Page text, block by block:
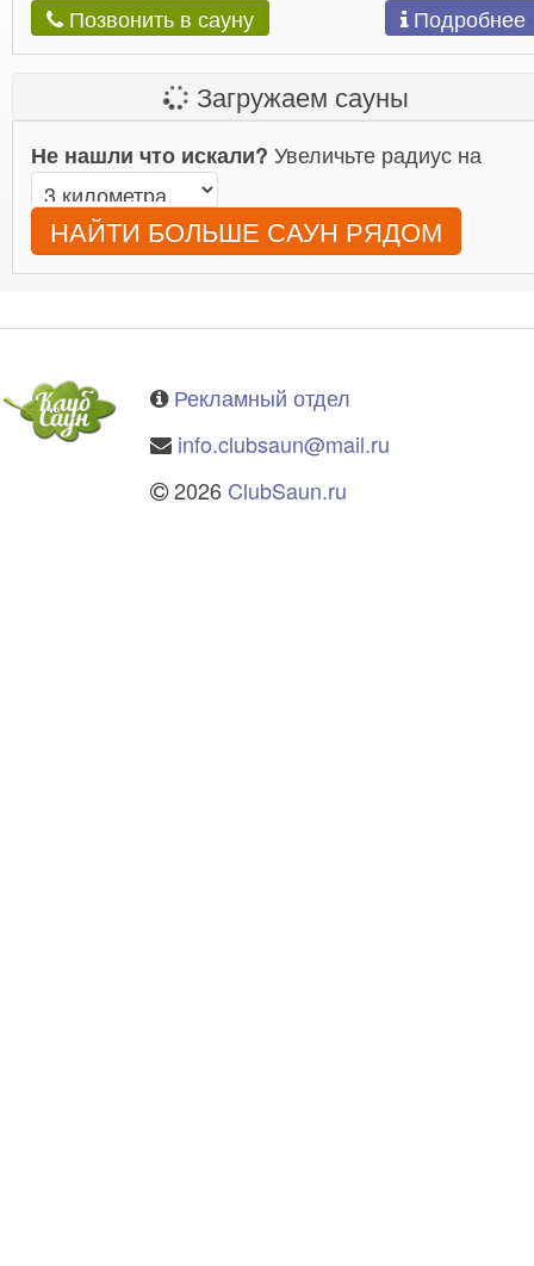
Позвонить в сауну Подробнее
Загружаем сауны
Не нашли что искали? Увеличьте радиус на
НАЙТИ БОЛЬШЕ САУН РЯДОМ
Рекламный отдел
info.clubsaun@mail.ru
2026 ClubSaun.ru